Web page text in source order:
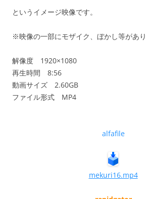
というイメージ映像です。
※映像の一部にモザイク、ぼかし等があり
解像度 1920×1080
再生時間 8:56
動画サイズ 2.60GB
ファイル形式 MP4
alfafile
mekuri16.mp4